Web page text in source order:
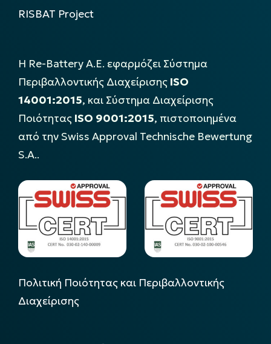
RISBAT Project
Η Re-Battery Α.Ε. εφαρμόζει Σύστημα
Περιβαλλοντικής Διαχείρισης ISO
14001:2015, και Σύστημα Διαχείρισης
Ποιότητας ISO 9001:2015, πιστοποιημένα
από την Swiss Approval Technische Bewertung
S.A..
Πολιτική Ποιότητας και Περιβαλλοντικής
Διαχείρισης